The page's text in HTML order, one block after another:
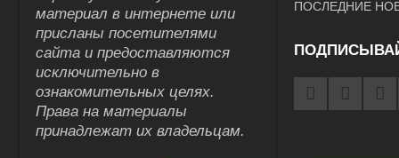
материал в интернете или
присланы посетителями
сайта и предоставляются
исключительно в
ознакомительных целях.
Права на материалы
принадлежат их владельцам.
ПОСЛЕДНИЕ